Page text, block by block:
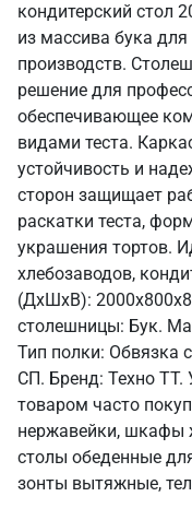
кондитерский стол
из массива бука
производств.
решение для
обеспечивающее
видами теста.
устойчивость и
сторон защищает
раскатки теста,
украшения тортов.
хлебозаводов,
(ДхШхВ):
столешницы: Бук.
Тип полки: Обвязка
СП. Бренд: Техно ТТ.
товаром часто
нержавейки, шкафы
столы обеденные
зонты вытяжные,